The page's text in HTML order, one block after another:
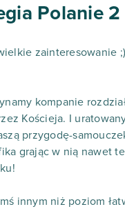
Polanie 2
zainteresowanie
kompanie
Kościeja. I
przygodę-
grając w nią nawet
innym niż poziom